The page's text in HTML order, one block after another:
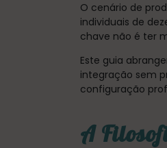
O cenário de
individuais de
chave não é ter
Este guia
integração sem
configuração
A